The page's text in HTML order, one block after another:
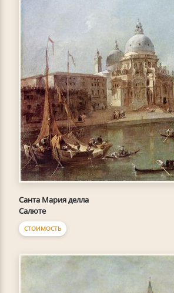
Санта Мария делла
Салюте
СТОИМОСТЬ